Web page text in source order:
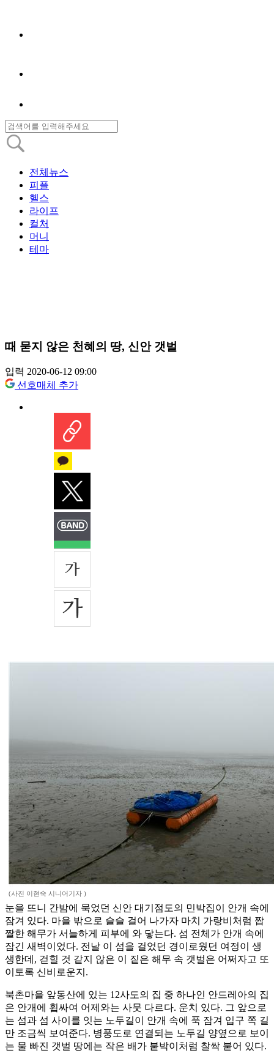
전체뉴스
피플
헬스
라이프
컬처
머니
테마
때 묻지 않은 천혜의 땅, 신안 갯벌
입력 2020-06-12 09:00
선호매체 추가
(사진 이현숙 시니어기자 )
눈을 뜨니 간밤에 묵었던 신안 대기점도의 민박집이 안개 속에
잠겨 있다. 마을 밖으로 슬슬 걸어 나가자 마치 가랑비처럼 짭
짤한 해무가 서늘하게 피부에 와 닿는다. 섬 전체가 안개 속에
잠긴 새벽이었다. 전날 이 섬을 걸었던 경이로웠던 여정이 생
생한데, 걷힐 것 같지 않은 이 짙은 해무 속 갯벌은 어쩌자고 또
이토록 신비로운지.
북촌마을 앞동산에 있는 12사도의 집 중 하나인 안드레아의 집
은 안개에 휩싸여 어제와는 사뭇 다르다. 운치 있다. 그 앞으로
는 섬과 섬 사이를 잇는 노두길이 안개 속에 푹 잠겨 입구 쪽 길
만 조금씩 보여준다. 병풍도로 연결되는 노두길 양옆으로 보이
는 물 빠진 갯벌 땅에는 작은 배가 붙박이처럼 찰싹 붙어 있다.